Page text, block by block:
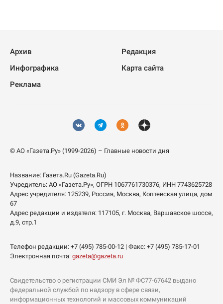
Архив
Редакция
Инфографика
Карта сайта
Реклама
© АО «Газета.Ру» (1999-2026) – Главные новости дня
Название: Газета.Ru (Gazeta.Ru)
Учредитель: АО «Газета.Ру», ОГРН 1067761730376, ИНН 7743625728
Адрес учредителя: 125239, Россия, Москва, Коптевская улица, дом
67
Адрес редакции и издателя: 117105, г. Москва, Варшавское шоссе,
д.9, стр.1
Телефон редакции: +7 (495) 785-00-12 | Факс: +7 (495) 785-17-01
Электронная почта: gazeta@gazeta.ru
Свидетельство о регистрации СМИ Эл № ФС77-67642 выдано
федеральной службой по надзору в сфере связи,
информационных технологий и массовых коммуникаций